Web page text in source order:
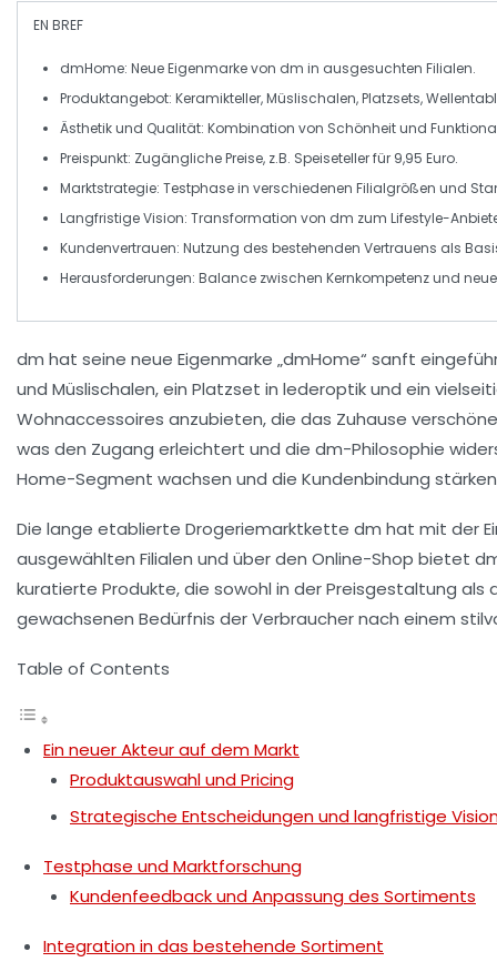
EN BREF
dmHome: Neue Eigenmarke von dm in ausgesuchten Filialen.
Produktangebot: Keramikteller, Müslischalen, Platzsets,
Ästhetik und Qualität: Kombination von Schönheit und
Preispunkt: Zugängliche Preise, z.B. Speiseteller für 9,95 Euro.
Marktstrategie: Testphase in verschiedenen Filialgrößen und
Langfristige Vision: Transformation von dm zum Lifestyle-
Kundenvertrauen: Nutzung des bestehenden Vertrauens als
Herausforderungen: Balance zwischen Kernkompetenz und
dm hat seine neue Eigenmarke „dmHome“ sanft
und Müslischalen, ein Platzset in lederoptikund ein
Wohnaccessoires anzubieten, die das Zuhause
was den Zugang erleichtert und die dm-Philosophie
Home-Segment wachsen und die Kundenbindung
Die lange etablierte Drogeriemarktkette dm hat mit der
ausgewählten Filialen und über den Online-Shop bietet
kuratierte Produkte, die sowohl in der Preisgestaltung
gewachsenen Bedürfnis der Verbraucher nach einem
Table of Contents
Ein neuer Akteur auf dem Markt
Produktauswahl und Pricing
Strategische Entscheidungen und langfristige
Testphase und Marktforschung
Kundenfeedback und Anpassung des Sortiments
Integration in das bestehende Sortiment